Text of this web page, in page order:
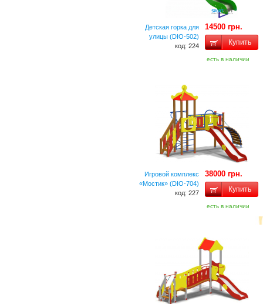
Детская горка для
улицы (DIO-502)
код: 224
14500 грн.
Купить
есть в наличии
Игровой комплекс
«Мостик» (DIO-704)
код: 227
38000 грн.
Купить
есть в наличии